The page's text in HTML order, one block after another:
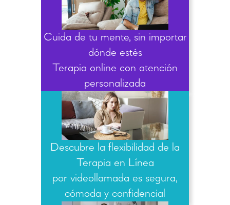
Cuida de tu mente, sin importar
dónde estés
Terapia online con atención
personalizada
Descubre la flexibilidad de la
Terapia en Línea
por videollamada es segura,
cómoda y confidencial